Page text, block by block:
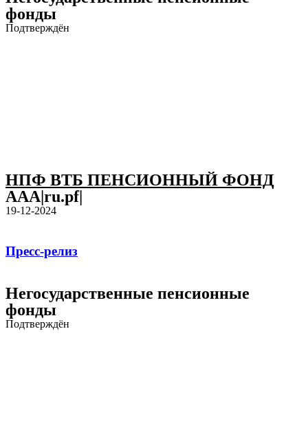
фонды
Подтверждён
НПФ ВТБ ПЕНСИОННЫЙ ФОНД
AAA|ru.pf|
19-12-2024
Пресс-релиз
Негосударственные пенсионные
фонды
Подтверждён